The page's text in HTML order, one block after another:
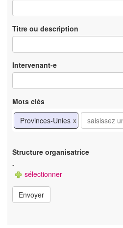
Titre ou description
Intervenant-e
Mots clés
Provinces-Unies x
Structure organisatrice
-
sélectionner
Envoyer